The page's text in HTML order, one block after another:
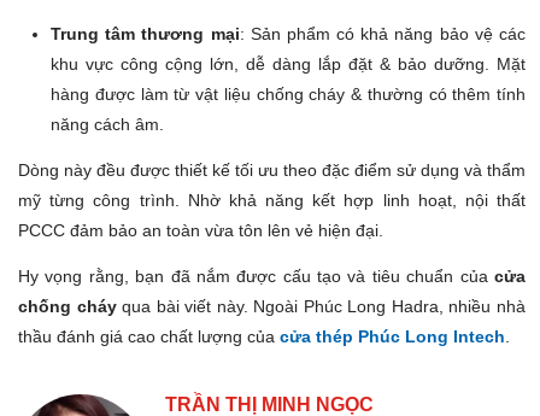
Trung tâm thương mại: Sản phẩm có khả năng bảo vệ các
khu vực công cộng lớn, dễ dàng lắp đặt & bảo dưỡng. Mặt
hàng được làm từ vật liệu chống cháy & thường có thêm tính
năng cách âm.
Dòng này đều được thiết kế tối ưu theo đặc điểm sử dụng và thẩm
mỹ từng công trình. Nhờ khả năng kết hợp linh hoạt, nội thất
PCCC đảm bảo an toàn vừa tôn lên vẻ hiện đại.
Hy vọng rằng, bạn đã nắm được cấu tạo và tiêu chuẩn của cửa
chống cháyqua bài viết này. Ngoài Phúc Long Hadra, nhiều nhà
thầu đánh giá cao chất lượng của cửa thép Phúc Long Intech
TRẦN THỊ MINH NGỌC